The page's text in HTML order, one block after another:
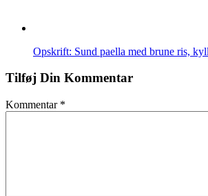
Opskrift: Sund paella med brune ris,
Tilføj Din Kommentar
Kommentar *